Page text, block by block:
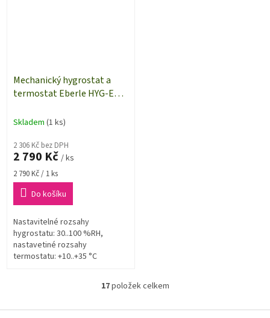
Mechanický hygrostat a
termostat Eberle HYG-E
Skladem (1 ks)
2 306 Kč bez DPH
2 790 Kč / ks
Měrná
cena:
2 790 Kč / 1 ks
Do košíku
Nastavitelné rozsahy
hygrostatu: 30..100 %RH,
nastavetiné rozsahy
termostatu: +10..+35 °C
O
l
17položek celkem